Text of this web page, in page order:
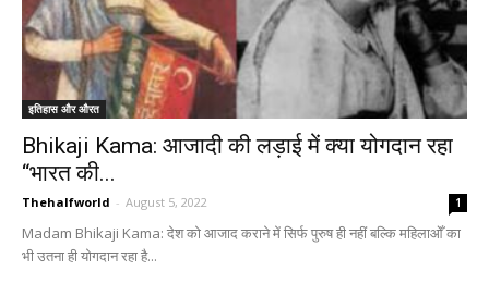
इतिहास और औरत
Bhikaji Kama: आजादी की लड़ाई में क्या योगदान रहा
“भारत की...
Thehalfworld - August 5, 2022 1
Madam Bhikaji Kama: देश को आजाद कराने में सिर्फ पुरुष ही नहीं बल्कि महिलाओँ का
भी उतना ही योगदान रहा है...